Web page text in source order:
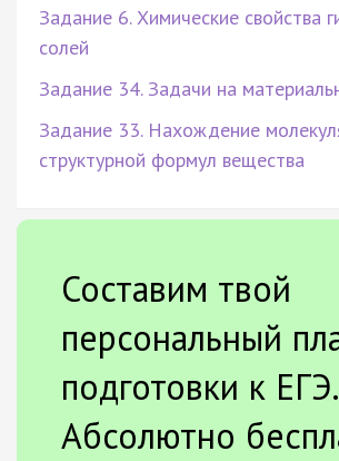
Задание 6. Химические свойства
солей
Задание 34. Задачи на
Задание 33. Нахождение
структурной формул вещества
Составим твой
персональный
подготовки к ЕГЭ.
Абсолютно